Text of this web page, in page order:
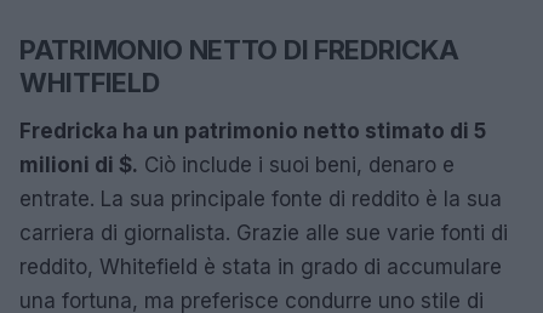
PATRIMONIO NETTO DI FREDRICKA
WHITFIELD
Fredricka ha un patrimonio netto stimato di 5
milioni di $. Ciò include i suoi beni, denaro e
entrate. La sua principale fonte di reddito è la sua
carriera di giornalista. Grazie alle sue varie fonti di
reddito, Whitefield è stata in grado di accumulare
una fortuna, ma preferisce condurre uno stile di